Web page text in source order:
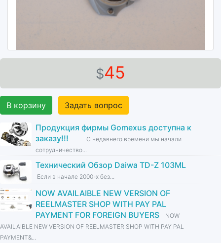
$45
В корзину Задать вопрос
Продукция фирмы Gomexus доступна к
заказу!!!
С недавнего времени мы начали
сотрудничество...
Технический Обзор Daiwa TD-Z 103ML
Если в начале 2000-х без...
NOW AVAILAIBLE NEW VERSION OF
REELMASTER SHOP WITH PAY PAL
PAYMENT FOR FOREIGN BUYERS
NOW
AVAILAIBLE NEW VERSION OF REELMASTER SHOP WITH PAY PAL
PAYMENT&...